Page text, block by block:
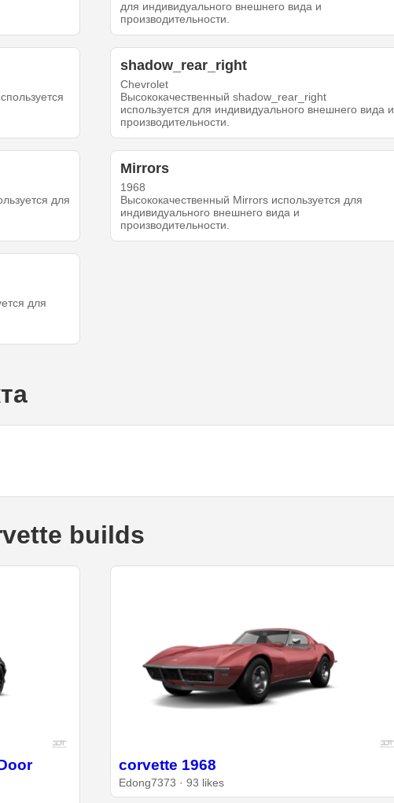
для индивидуального внешнего вида и
производительности.
shadow_rear_right
Chevrolet
Высококачественный shadow_rear_right
используется для индивидуального внешнего вида и
производительности.
для
Mirrors
1968
Высококачественный Mirrors используется для
индивидуального внешнего вида и
производительности.
для
builds
corvette 1968
Edong7373 · 93 likes